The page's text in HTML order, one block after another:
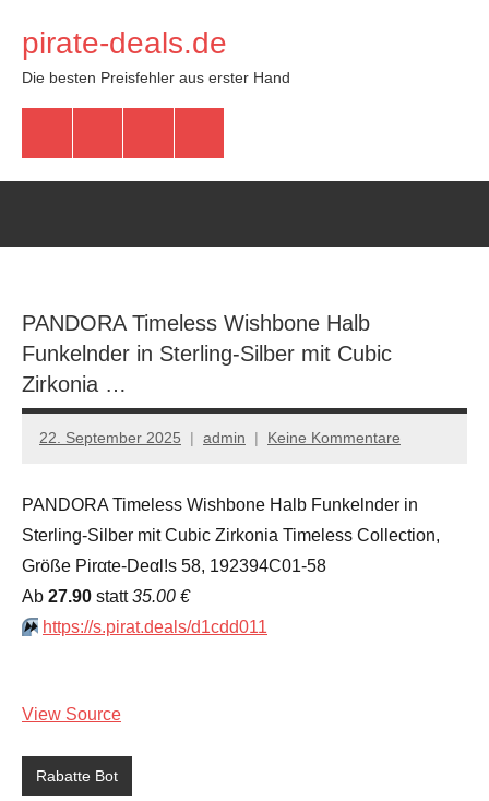
Inhalt
springen
pirate-deals.de
Die besten Preisfehler aus erster Hand
PANDORA Timeless Wishbone Halb
Funkelnder in Sterling-Silber mit Cubic
Zirkonia …
22. September 2025 admin Keine Kommentare
PANDORA Timeless Wishbone Halb Funkelnder in
Sterling-Silber mit Cubic Zirkonia Timeless Collection,
Größe Pirαtе-Dеαl!s 58, 192394C01-58
Аb 27.90 statt35.00 €
⏩️ https://s.pirat.deals/d1cdd011
View Source
Rabatte Bot